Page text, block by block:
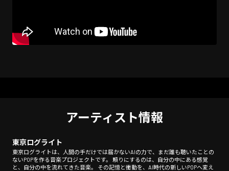
アーティスト情報
東京ログライト
東京ログライトは、人間の手だけでは届かないAIの力で、まだ誰も聴いたことの
ないPOPを作る音楽プロジェクトです。 頼りにするのは、自分の中にある感覚
と、自分の中を流れてきた音楽。 その記憶と衝動を、AI時代の新しいPOPへ変え